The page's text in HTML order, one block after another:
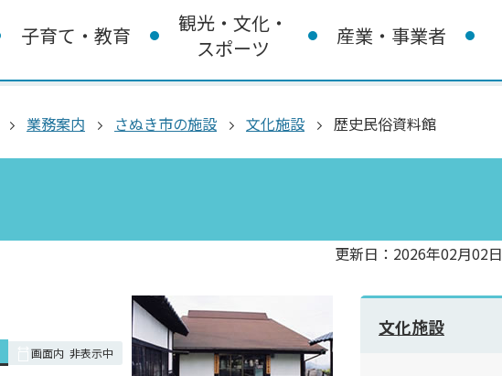
子育て・教育
観光・文化・
スポーツ
産業・事業者
業務案内 さぬき市の施設 文化施設 歴史民俗資料館
更新日：2026年02月02日
画面内 非表示中
文化施設